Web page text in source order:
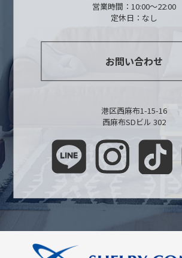
営業時間：10:00～22:00
定休日：なし
お問い合わせ
港区西麻布1-15-16
西麻布SDビル 302